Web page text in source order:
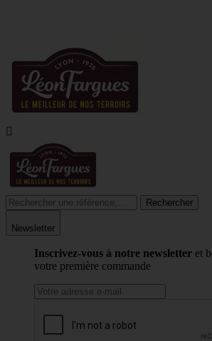

Rechercher
Newsletter
Inscrivez-vous à notre newsletter et
votre première commande